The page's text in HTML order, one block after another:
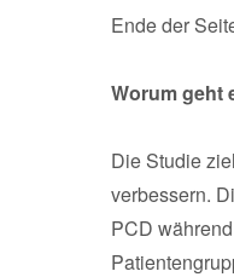
Ende der
Worum geht
Die Studie
verbessern.
PCD